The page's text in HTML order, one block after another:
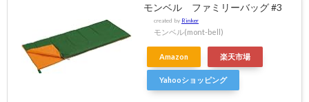
モンベル ファミリーバッグ #3
created by Rinker
モンベル(mont-bell)
Amazon 楽天市場
Yahooショッピング